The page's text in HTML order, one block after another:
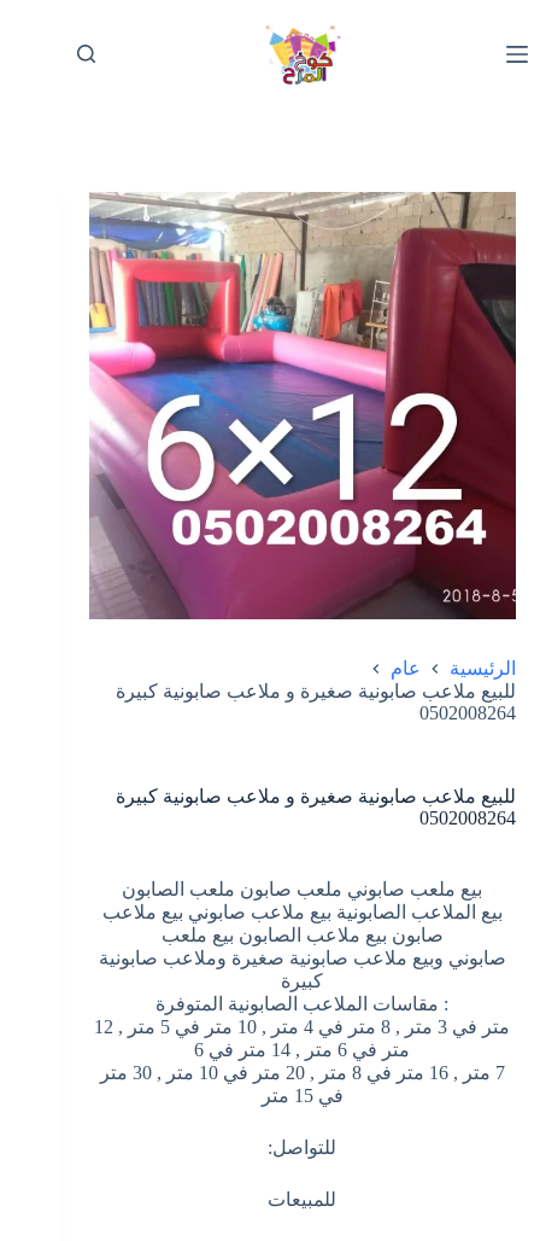
المحتوى
الرئيسية
عام
للبيع ملاعب صابونية صغيرة و ملاعب صابونية كبيرة
0502008264
للبيع ملاعب صابونية صغيرة و ملاعب صابونية كبيرة
0502008264
بيع ملعب صابوني ملعب صابون ملعب الصابون
بيع الملاعب الصابونية بيع ملاعب صابوني بيع ملاعب
صابون بيع ملاعب الصابون بيع ملعب
صابوني وبيع ملاعب صابونية صغيرة وملاعب صابونية
كبيرة
: مقاسات الملاعب الصابونية المتوفرة
متر في 3 متر , 8 متر في 4 متر , 10 متر في 5 متر , 12
متر في 6 متر , 14 متر في 6
7 متر , 16 متر في 8 متر , 20 متر في 10 متر , 30 متر
في 15 متر
للتواصل:
للمبيعات